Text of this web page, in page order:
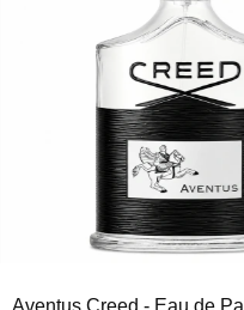
Aventus Creed - Eau de